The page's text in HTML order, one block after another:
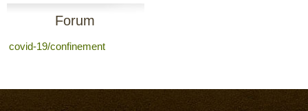
Forum
covid-19/confinement